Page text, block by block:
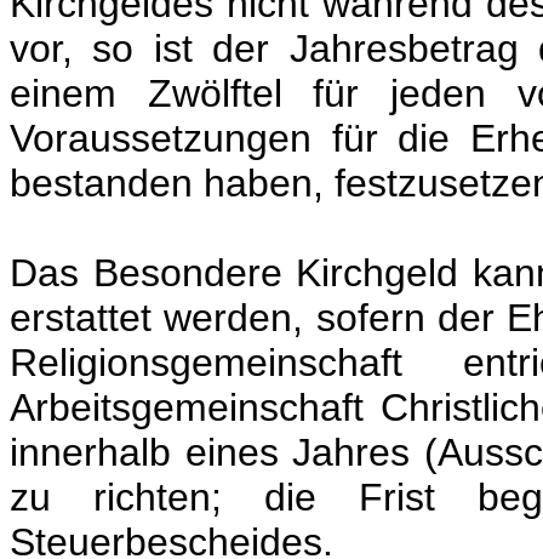
vor, so ist der Jahresbetrag
einem Zwölftel für jeden
Voraussetzungen für die
bestanden haben,
Das Besondere Kirchgeld
erstattet werden, sofern der
Religionsgemeinschaft
Arbeitsgemeinschaft
innerhalb eines Jahres
zu richten; die Frist
Steuerbescheides.